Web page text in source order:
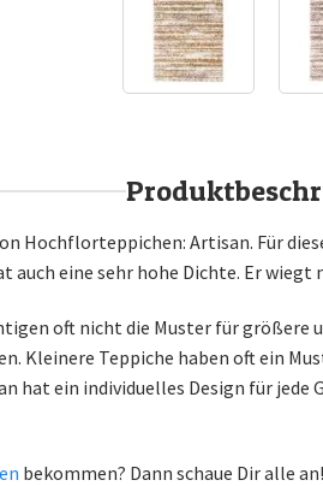
Hochflorteppichen: Artisan. Für
eine sehr hohe Dichte. Er
oft nicht die Muster für größere
Kleinere Teppiche haben oft ein
hat ein individuelles Design für
bekommen? Dann schaue Dir alle an!